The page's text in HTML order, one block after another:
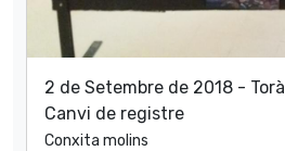
2 de Setembre de 2018 - Torà
Canvi de registre
Conxita molins